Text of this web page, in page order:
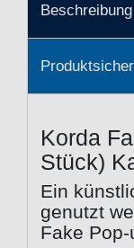
Beschreibung
Korda
Stück)
Ein
genutzt
Fake